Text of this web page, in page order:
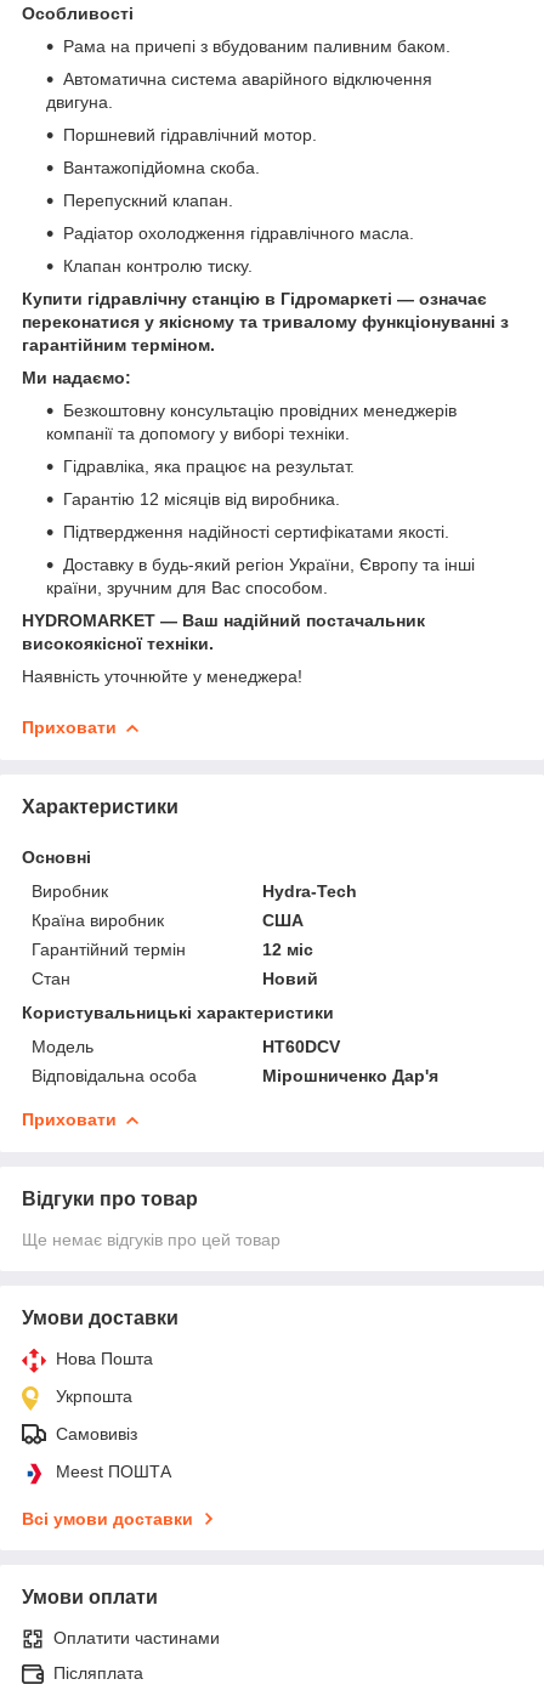
Особливості
Рама на причепі з вбудованим паливним баком.
Автоматична система аварійного відключення
двигуна.
Поршневий гідравлічний мотор.
Вантажопідйомна скоба.
Перепускний клапан.
Радіатор охолодження гідравлічного масла.
Клапан контролю тиску.
Купити гідравлічну станцію в Гідромаркеті — означає
переконатися у якісному та тривалому функціонуванні з
гарантійним терміном.
Ми надаємо:
Безкоштовну консультацію провідних менеджерів
компанії та допомогу у виборі техніки.
Гідравліка, яка працює на результат.
Гарантію 12 місяців від виробника.
Підтвердження надійності сертифікатами якості.
Доставку в будь-який регіон України, Європу та інші
країни, зручним для Вас способом.
HYDROMARKET — Ваш надійний постачальник
високоякісної техніки.
Наявність уточнюйте у менеджера!
Приховати
Характеристики
Основні
Виробник
Hydra-Tech
Країна виробник
США
Гарантійний термін
12 міс
Стан
Новий
Користувальницькі характеристики
Мoдель
HT60DCV
Відповідальна особа
Мірошниченко Дар'я
Приховати
Відгуки про товар
Ще немає відгуків про цей товар
Умови доставки
Нова Пошта
Укрпошта
Самовивіз
Meest ПОШТА
Всі умови доставки
Умови оплати
Оплатити частинами
Післяплата